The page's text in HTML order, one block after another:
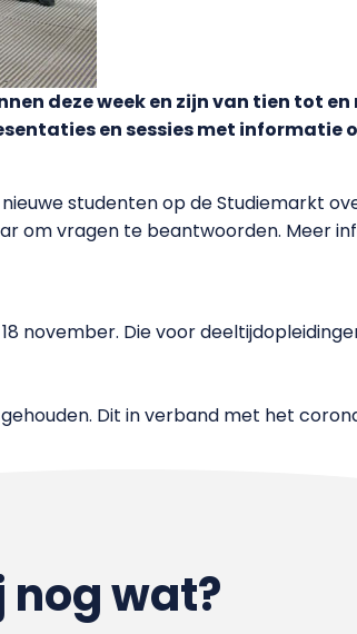
deze week en zijn van tien tot
en sessies met informatie
studenten op de Studiemarkt
om vragen te beantwoorden. Meer
november. Die voor
Dit in verband met het
nog wat?